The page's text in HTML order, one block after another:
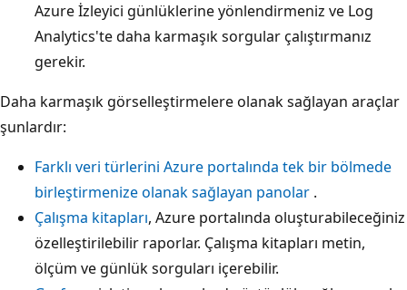
Azure İzleyici günlüklerine yönlendirmeniz ve Log
Analytics'te daha karmaşık sorgular çalıştırmanız
gerekir.
Daha karmaşık görselleştirmelere olanak sağlayan araçlar
şunlardır:
Farklı veri türlerini Azure portalında tek bir bölmede
birleştirmenize olanak sağlayan panolar .
Çalışma kitapları, Azure portalında oluşturabileceğiniz
özelleştirilebilir raporlar. Çalışma kitapları metin,
ölçüm ve günlük sorguları içerebilir.